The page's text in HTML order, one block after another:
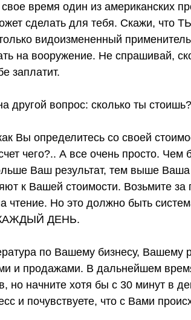
время один из американских
сделать для тебя. Скажи, что
видоизмененный
на вооружение. Не спрашивай,
заплатит.
другой вопрос: сколько ты
Вы определитесь со своей
чего?.. А все очень просто.
Ваш результат, тем выше Ваша
к Вашей стоимости. Возьмите
чтение. Но это должно быть
КАЖДЫЙ ДЕНЬ.
по Вашему бизнесу, Вашему
и продажами. В дальнейшем
но начните хотя бы с 30 минут в
и почувствуете, что с Вами